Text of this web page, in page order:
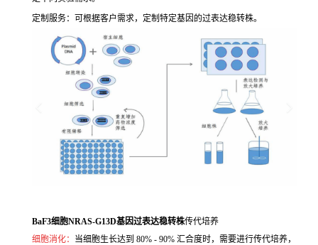
定制服务：可根据客户需求，定制特定基因的过表达稳转株。
BaF3细胞NRAS-G13D基因过表达稳转株传代培养
细胞消化： 当细胞生长达到 80% - 90% 汇合度时，需要进行传代培养，